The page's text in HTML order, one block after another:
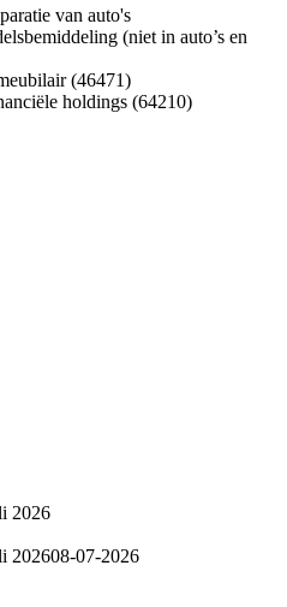
van auto's
(niet in auto’s en
(46471)
holdings (64210)
2026
202608-07-2026